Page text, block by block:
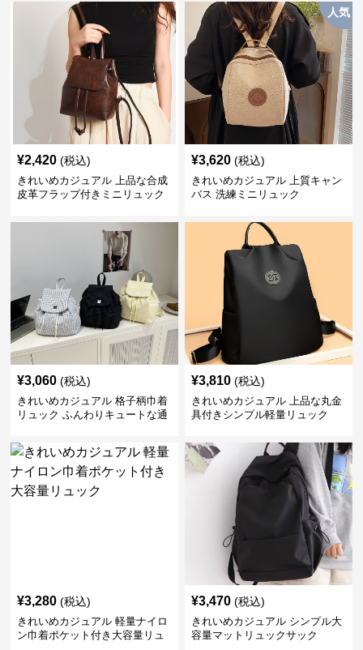
¥2,420 (税込)
きれいめカジュアル 上品な合成
皮革フラップ付きミニリュック
人気
¥3,620 (税込)
きれいめカジュアル 上質キャン
バス 洗練ミニリュック
¥3,060 (税込)
きれいめカジュアル 格子柄巾着
リュック ふんわりキュートな通
¥3,810 (税込)
きれいめカジュアル 上品な丸金
具付きシンプル軽量リュック
¥3,280 (税込)
きれいめカジュアル 軽量ナイロ
ン巾着ポケット付き大容量リュ
¥3,470 (税込)
きれいめカジュアル シンプル大
容量マットリュックサック